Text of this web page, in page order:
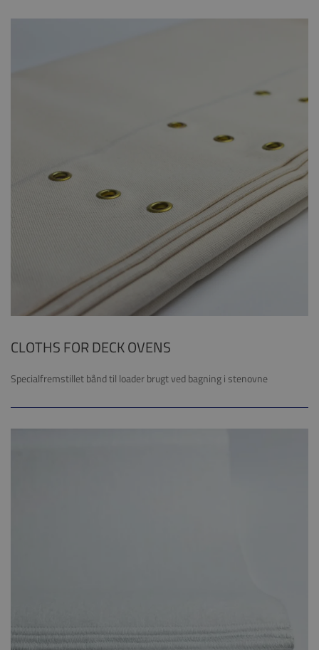
CLOTHS FOR DECK OVENS
Specialfremstillet bånd til loader brugt ved bagning i stenovne